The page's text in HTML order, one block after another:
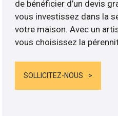
de bénéficier d’un devis
vous investissez dans la
votre maison. Avec un
vous choisissez la
SOLLICITEZ-NOUS